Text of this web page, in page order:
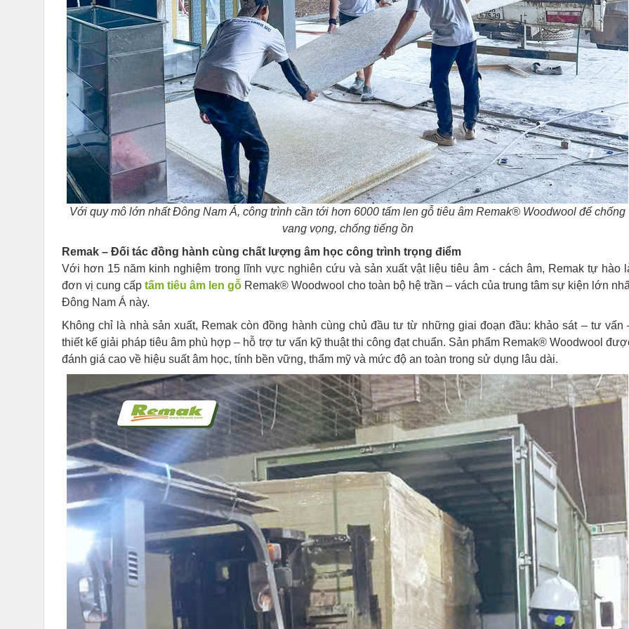
Với quy mô lớn nhất Đông Nam Á, công trình cần tới hơn 6000 tấm len gỗ tiêu âm Remak® Woodwool để chống
vang vọng, chống tiếng ồn
Remak – Đối tác đồng hành cùng chất lượng âm học công trình trọng điểm
Với hơn 15 năm kinh nghiệm trong lĩnh vực nghiên cứu và sản xuất vật liệu tiêu âm - cách âm, Remak tự hào
đơn vị cung cấptấm tiêu âm len gỗ Remak® Woodwool cho toàn bộ hệ trần – vách của trung tâm sự kiện lớn
Đông Nam Á này.
Không chỉ là nhà sản xuất, Remak còn đồng hành cùng chủ đầu tư từ những giai đoạn đầu: khảo sát – tư vấn
thiết kế giải pháp tiêu âm phù hợp – hỗ trợ tư vấn kỹ thuật thi công đạt chuẩn. Sản phẩm Remak® Woodwool
đánh giá cao về hiệu suất âm học, tính bền vững, thẩm mỹ và mức độ an toàn trong sử dụng lâu dài.